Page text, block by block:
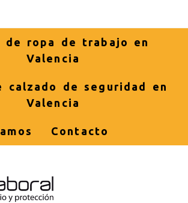
de ropa de trabajo en
Valencia
calzado de seguridad en
Valencia
Contacto